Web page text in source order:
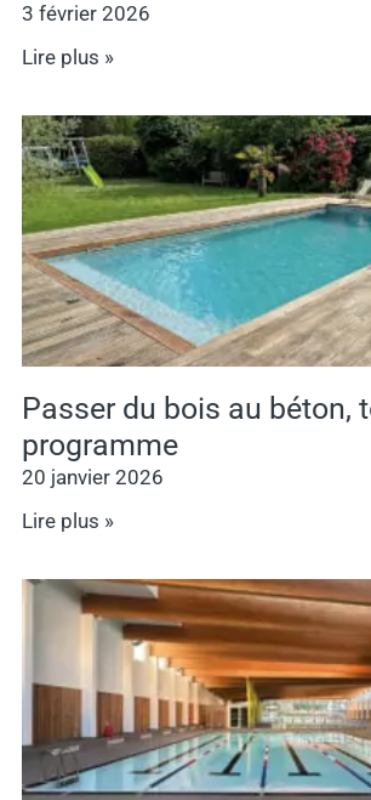
3 février 2026
Lire plus »
Passer du bois au béton,
programme
20 janvier 2026
Lire plus »